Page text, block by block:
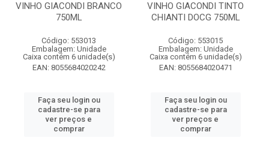
VINHO GIACONDI BRANCO
750ML
Código: 553013
Embalagem: Unidade
Caixa contém 6 unidade(s)
EAN: 8055684020242
Faça seu login ou
cadastre-se para
ver preços e
comprar
VINHO GIACONDI TINTO
CHIANTI DOCG 750ML
Código: 553015
Embalagem: Unidade
Caixa contém 6 unidade(s)
EAN: 8055684020471
Faça seu login ou
cadastre-se para
ver preços e
comprar